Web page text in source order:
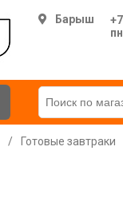
Барыш
/ Готовые завтраки